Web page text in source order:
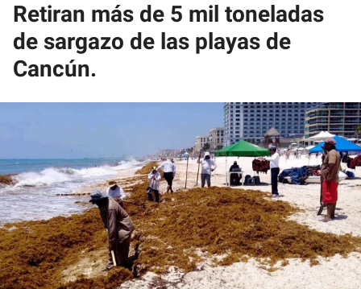
Retiran más de 5 mil toneladas
de sargazo de las playas de
Cancún.